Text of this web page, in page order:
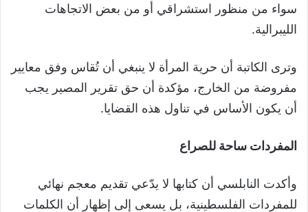
سواء من منظور استشراقي أو من بعض الاتجاهات
الليبرالية.
وترى الكاتبة أن حرية المرأة لا ينبغي أن تُقاس وفق معايير
مفروضة من الخارج، مؤكدة أن حق تقرير المصير يجب
أن يكون الأساس في تناول هذه القضايا.
المفردات ساحة للصراع
وأكدت النابلسي أن كتابها لا يدّعي تقديم معجم نهائي
للمفردات الفلسطينية، بل يسعى إلى إظهار أن الكلمات